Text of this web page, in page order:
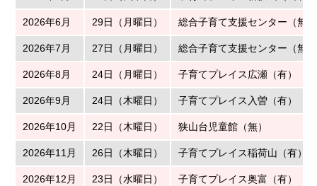
2026年6月 29日（月曜日） 総合子育て支援センター（無）
2026年7月 27日（月曜日） 総合子育て支援センター（無）
2026年8月 24日（月曜日） 子育てプレイス広瀬（有）
2026年9月 24日（木曜日） 子育てプレイス入曽（有）
2026年10月 22日（木曜日） 狭山台児童館（無）
2026年11月 26日（木曜日） 子育てプレイス稲荷山（有）
2026年12月 23日（水曜日） 子育てプレイス奥富（有）